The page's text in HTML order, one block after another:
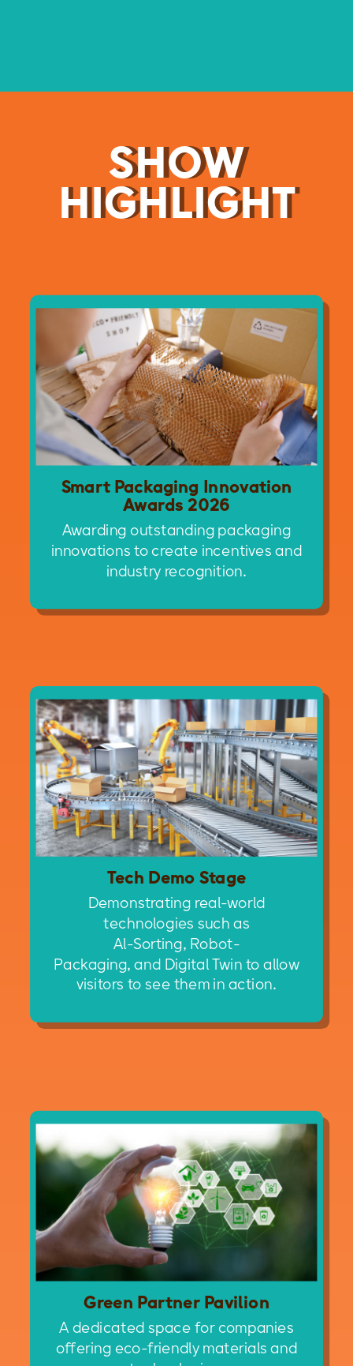
SHOW
HIGHLIGHT
Smart Packaging Innovation
Awards 2026
Awarding outstanding packaging
innovations to create incentives and
industry recognition.
Tech Demo Stage
Demonstrating real-world
technologies such as
Al-Sorting, Robot-
Packaging, and Digital Twin to allow
visitors to see them in action.
Green Partner Pavilion
A dedicated space for companies
offering eco-friendly materials and